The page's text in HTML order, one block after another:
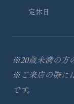
定休日
※20歳未満の方
※ご来店の際に
です。